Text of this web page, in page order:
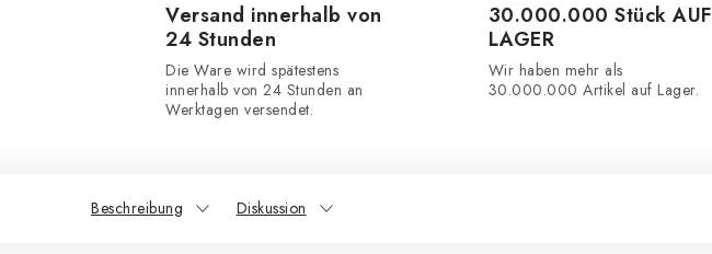
Versand innerhalb von
24 Stunden
Die Ware wird spätestens
innerhalb von 24 Stunden an
Werktagen versendet.
30.000.000 Stück AUF
LAGER
Wir haben mehr als
30.000.000 Artikel auf Lager.
Beschreibung Diskussion